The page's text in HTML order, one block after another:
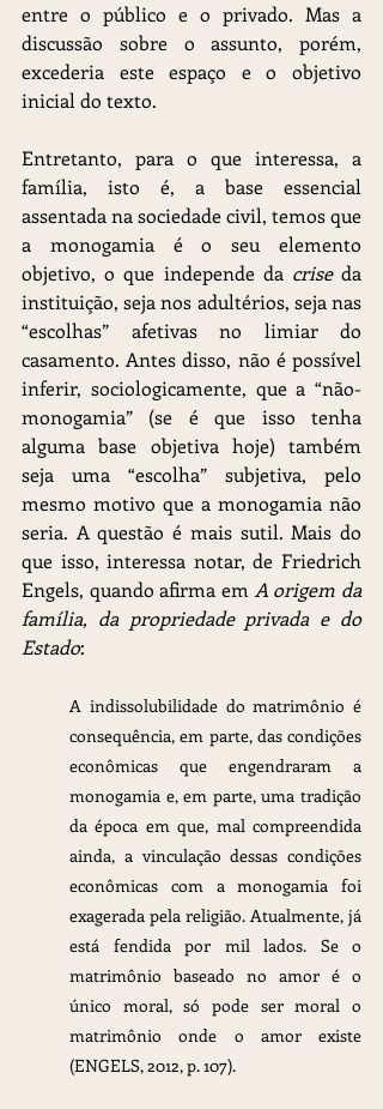
entre o público e o privado. Mas a
discussão sobre o assunto, porém,
excederia este espaço e o objetivo
inicial do texto.
Entretanto, para o que interessa, a
família, isto é, a base essencial
assentada na sociedade civil, temos que
a monogamia é o seu elemento
objetivo, o que independe da crise da
instituição, seja nos adultérios, seja nas
“escolhas” afetivas no limiar do
casamento. Antes disso, não é possível
inferir, sociologicamente, que a “não-
monogamia” (se é que isso tenha
alguma base objetiva hoje) também
seja uma “escolha” subjetiva, pelo
mesmo motivo que a monogamia não
seria. A questão é mais sutil. Mais do
que isso, interessa notar, de Friedrich
Engels, quando afirma em A origem da
família, da propriedade privada e do
Estado:
A indissolubilidade do matrimônio é
consequência, em parte, das condições
econômicas que engendraram a
monogamia e, em parte, uma tradição
da época em que, mal compreendida
ainda, a vinculação dessas condições
econômicas com a monogamia foi
exagerada pela religião. Atualmente, já
está fendida por mil lados. Se o
matrimônio baseado no amor é o
único moral, só pode ser moral o
matrimônio onde o amor existe
(ENGELS, 2012, p. 107).